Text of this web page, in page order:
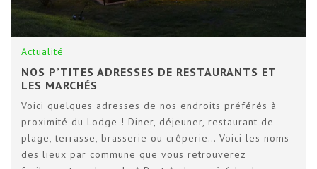
Actualité
NOS P’TITES ADRESSES DE RESTAURANTS ET
LES MARCHÉS
Voici quelques adresses de nos endroits préférés à
proximité du Lodge ! Diner, déjeuner, restaurant de
plage, terrasse, brasserie ou crêperie… Voici les noms
des lieux par commune que vous retrouverez